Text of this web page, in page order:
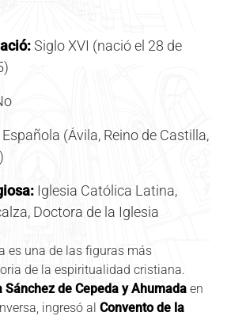
Siglo XVI (nació el 28 de
Española (Ávila, Reino de Castilla,
Iglesia Católica Latina,
Doctora de la Iglesia
es una de las figuras más
de la espiritualidad cristiana.
Sánchez de Cepeda y Ahumada en
ingresó al Convento de la